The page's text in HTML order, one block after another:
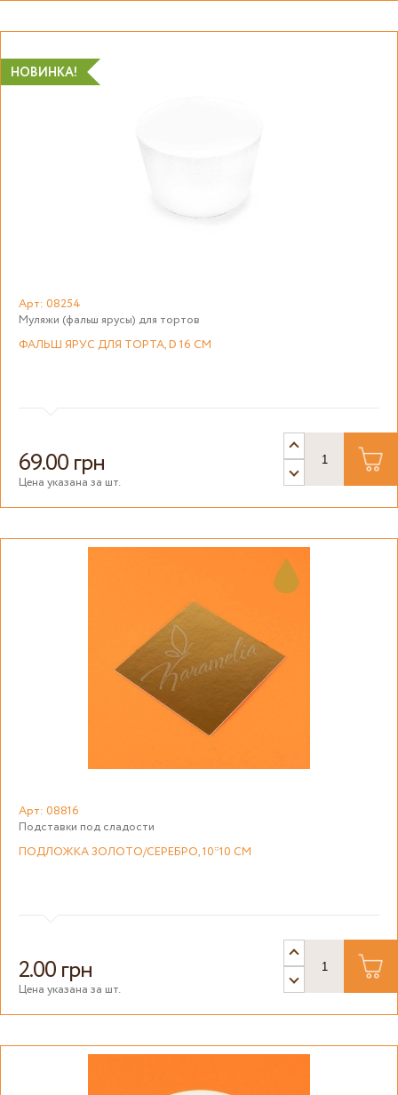
НОВИНКА!
Арт: 08254
Муляжи (фальш ярусы) для тортов
ФАЛЬШ ЯРУС ДЛЯ ТОРТА, D 16 СМ
69.00 грн
Цена указана за шт.
Арт: 08816
Подставки под сладости
ПОДЛОЖКА ЗОЛОТО/СЕРЕБРО, 10*10 СМ
2.00 грн
Цена указана за шт.